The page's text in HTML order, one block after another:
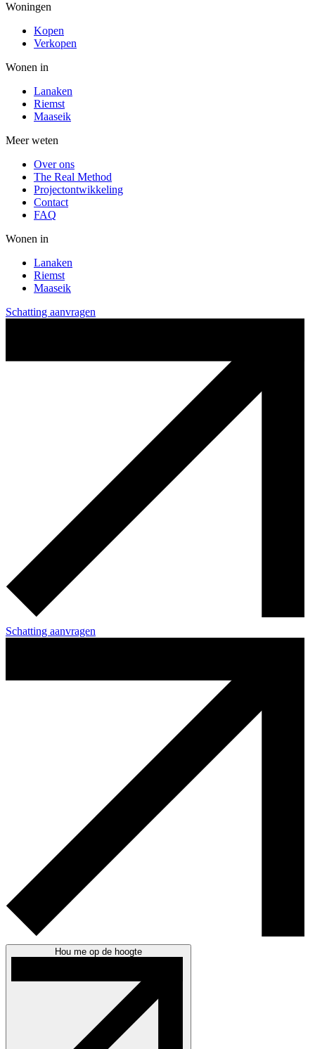
Woningen
Kopen
Verkopen
Wonen in
Lanaken
Riemst
Maaseik
Meer weten
Over ons
The Real Method
Projectontwikkeling
Contact
FAQ
Wonen in
Lanaken
Riemst
Maaseik
Schatting aanvragen
Schatting aanvragen
Hou me op de hoogte